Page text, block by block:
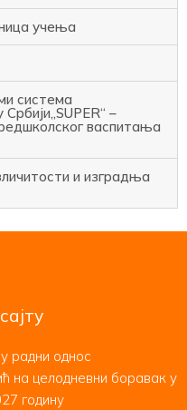
учења
система
–
васпитања
и изградња
радни однос
на целодневни боравак у
годину